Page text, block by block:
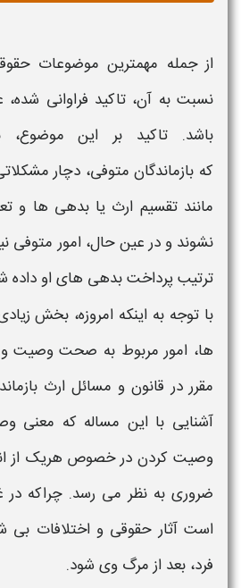
از جمله مهمترین موضوعات
نسبت به آن، تاکید فراوانی
باشد. تاکید بر این
که بازماندگان متوفی، دچار
مانند تقسیم ارث یا بدهی ها و
نشوند و در عین حال، امور متوفی
ترتیب پرداخت بدهی های او داده
با توجه به اینکه امروزه، بخش
ها، امور مربوط به صحت وصیت و
مقرر در قانون و مسائل ارث
آشنایی با این مساله که معنی
وصیت کردن در خصوص هریک از
ضروری به نظر می رسد. چراکه
است آثار حقوقی و اختلافات بی
فرد، بعد از مرگ وی شود.